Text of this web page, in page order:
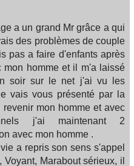
a un grand Mr grâce a qui
des problèmes de couple
pas a faire d'enfants après
mon homme et il m'a laissé
soir sur le net j'ai vu les
vais vous présenté par la
mon homme et avec
j'ai maintenant 2
avec mon homme .
a repris son sens s'appel
Marabout sérieux, il